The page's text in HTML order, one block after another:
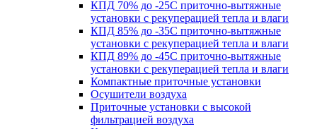
КПД 70% до -25С приточно-вытяжные
установки с рекуперацией тепла и влаги
КПД 85% до -35C приточно-вытяжные
установки с рекуперацией тепла и влаги
КПД 89% до -45C приточно-вытяжные
установки с рекуперацией тепла и влаги
Компактные приточные установки
Осушители воздуха
Приточные установки с высокой
фильтрацией воздуха